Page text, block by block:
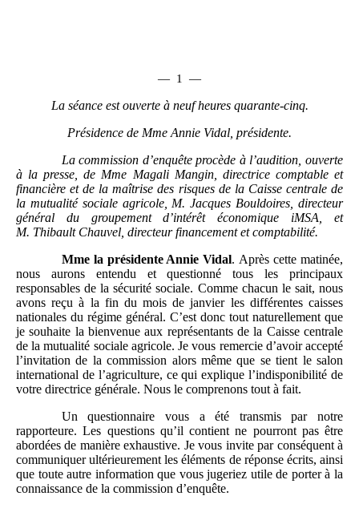
— 1 —
La séance est ouverte à neuf heures quarante-cinq.
Présidence de Mme Annie Vidal, présidente.
La commission d’enquête procède à l’audition, ouverte
à la presse, de Mme Magali Mangin, directrice comptable et
financière et de la maîtrise des risques de la Caisse centrale de
la mutualité sociale agricole, M. Jacques Bouldoires, directeur
général du groupement d’intérêt économique iMSA, et
M. Thibault Chauvel, directeur financement et comptabilité.
Mme la présidente Annie Vidal. Après cette matinée,
nous aurons entendu et questionné tous les principaux
responsables de la sécurité sociale. Comme chacun le sait, nous
avons reçu à la fin du mois de janvier les différentes caisses
nationales du régime général. C’est donc tout naturellement que
je souhaite la bienvenue aux représentants de la Caisse centrale
de la mutualité sociale agricole. Je vous remercie d’avoir accepté
l’invitation de la commission alors même que se tient le salon
international de l’agriculture, ce qui explique l’indisponibilité de
votre directrice générale. Nous le comprenons tout à fait.
Un questionnaire vous a été transmis par notre
rapporteure. Les questions qu’il contient ne pourront pas être
abordées de manière exhaustive. Je vous invite par conséquent à
communiquer ultérieurement les éléments de réponse écrits, ainsi
que toute autre information que vous jugeriez utile de porter à la
connaissance de la commission d’enquête.